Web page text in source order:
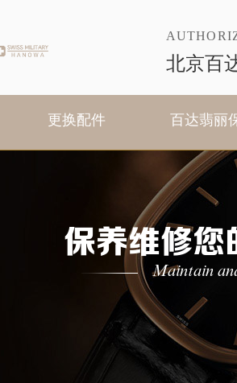
北京百
更换配件 百达翡丽
保养维修您
Maintain